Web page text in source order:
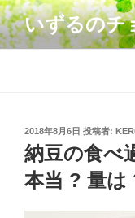
コ
ン
テ
いずるのチ
投
稿
日:
2018年8月6日 投稿者:
納豆の食べ
本当 ? 量は